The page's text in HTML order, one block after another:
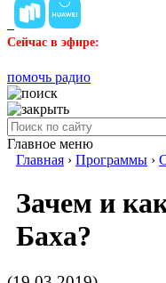
Сейчас в эфире:
помочь радио
Главное меню
Главная › Программы ›
Зачем и
Баха?